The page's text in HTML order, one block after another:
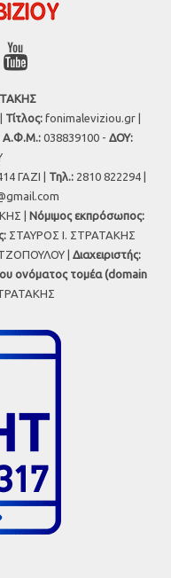
Τίτλος:fonimaleviziou.gr |
Α.Φ.Μ.: 038839100 - ΔΟΥ:
ΓΑΖΙ | Τηλ.: 2810 822294 |
| Νόμιμος εκπρόσωπος:
ΣΤΑΥΡΟΣ Ι. ΣΤΡΑΤΑΚΗΣ
| Διαχειριστής:
ονόματος τομέα (domain